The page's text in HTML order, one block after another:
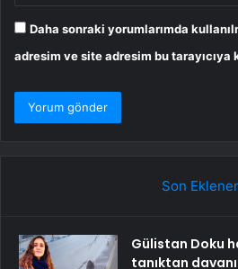
Daha sonraki yorumlarımda
adresim ve site adresim bu tarayıcıya
Son
Gülistan Doku
tanıktan